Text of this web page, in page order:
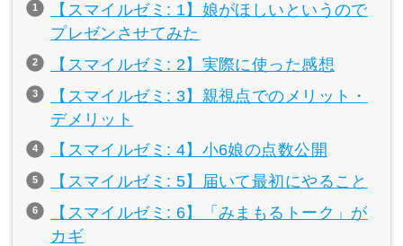
【スマイルゼミ: 1】娘がほしいというので
プレゼンさせてみた
【スマイルゼミ: 2】実際に使った感想
【スマイルゼミ: 3】親視点でのメリット・
デメリット
【スマイルゼミ: 4】小6娘の点数公開
【スマイルゼミ: 5】届いて最初にやること
【スマイルゼミ: 6】「みまもるトーク」が
カギ